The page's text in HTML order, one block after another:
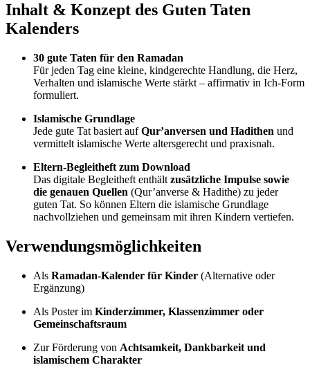
Inhalt & Konzept des Guten Taten
Kalenders
30 gute Taten für den Ramadan
Für jeden Tag eine kleine, kindgerechte Handlung, die Herz,
Verhalten und islamische Werte stärkt – affirmativ in Ich-Form
formuliert.
Islamische Grundlage
Jede gute Tat basiert aufQur’anversen und Hadithen und
vermittelt islamische Werte altersgerecht und praxisnah.
Eltern-Begleitheft zum Download
Das digitale Begleitheft enthält zusätzliche Impulse sowie
die genauen Quellen (Qur’anverse & Hadithe) zu jeder
guten Tat. So können Eltern die islamische Grundlage
nachvollziehen und gemeinsam mit ihren Kindern vertiefen.
Verwendungsmöglichkeiten
Als Ramadan-Kalender für Kinder (Alternative oder
Ergänzung)
Als Poster im Kinderzimmer, Klassenzimmer oder
Gemeinschaftsraum
Zur Förderung von Achtsamkeit, Dankbarkeit und
islamischem Charakter